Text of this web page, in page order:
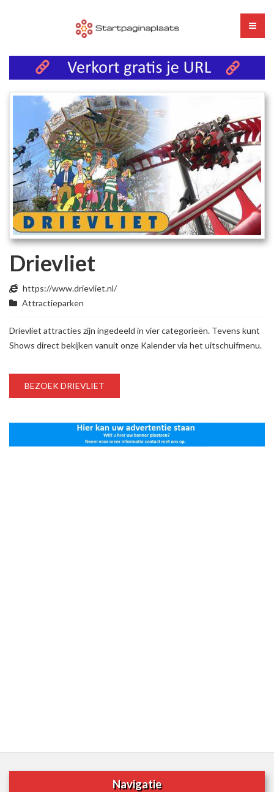
Drievliet
https://www.drievliet.nl/
Attractieparken
Drievliet attracties zijn ingedeeld in vier categorieën. Tevens kunt
Shows direct bekijken vanuit onze Kalender via het uitschuifmenu.
BEZOEK DRIEVLIET
Navigatie